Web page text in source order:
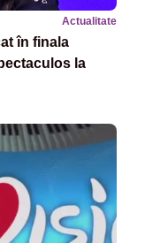
Actualitate
în finala
la